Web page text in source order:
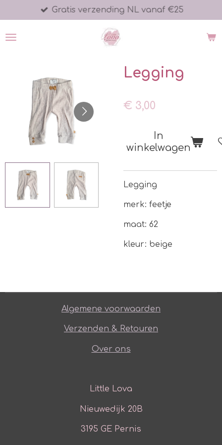
direct
naar
Gratis verzending NL vanaf €25
Legging
€ 3,00
In
winkelwagen
Legging
merk: feetje
maat: 62
kleur: beige
Algemene voorwaarden
Verzenden & Retouren
Over ons
Little Lova
Nieuwedijk 20B
3195 GE Pernis